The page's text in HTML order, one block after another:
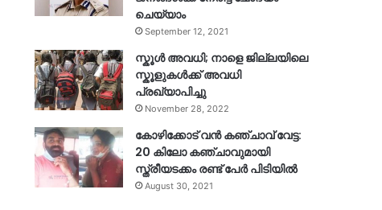
ചെയ്യാം
September 12, 2021
സ്കൂൾ അവധി; നാളെ ജില്ലയിലെ
സ്കൂളുകൾക്ക് അവധി
പ്രഖ്യാപിച്ചു
November 28, 2022
കോഴിക്കോട് വൻ കഞ്ചാവ് വേട്ട:
20 കിലോ കഞ്ചാവുമായി
സ്ത്രീയടക്കം രണ്ട് പേർ പിടിയിൽ
August 30, 2021